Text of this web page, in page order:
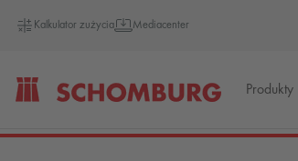
Kalkulator zużycia Mediacenter
Produkty